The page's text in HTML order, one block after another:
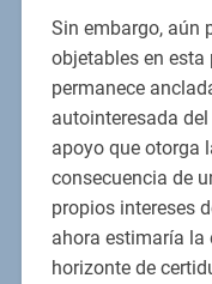
Sin embargo, aún
objetables en esta
permanece
autointeresada
apoyo que otorga
consecuencia de
propios intereses
ahora estimaría la
horizonte de